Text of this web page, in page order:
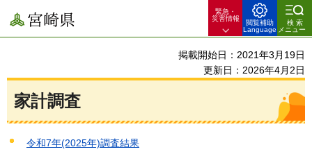
宮崎県
緊急・
災害情報
閲覧補助
Language
検索
メニュー
掲載開始日：2021年3月19日
更新日：2026年4月2日
家計調査
令和7年(2025年)調査結果